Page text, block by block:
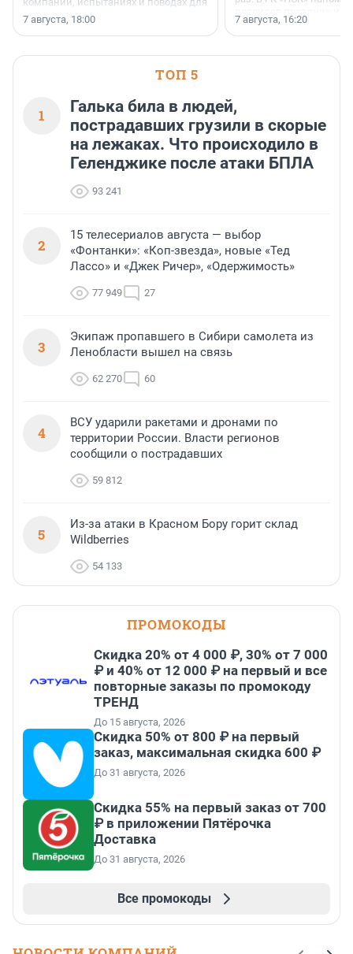
осторожного оптимизма.
7 августа, 18:00
поменялась роль
7 августа, 16:20
ТОП 5
1
Галька била в людей,
пострадавших грузили в скорые
на лежаках. Что происходило в
Геленджике после атаки БПЛА
93 241
2
15 телесериалов августа — выбор
«Фонтанки»: «Коп-звезда», новые «Тед
Лассо» и «Джек Ричер», «Одержимость»
77 949 27
3
Экипаж пропавшего в Сибири самолета из
Ленобласти вышел на связь
62 270 60
4
ВСУ ударили ракетами и дронами по
территории России. Власти регионов
сообщили о пострадавших
59 812
5
Из-за атаки в Красном Бору горит склад
Wildberries
54 133
ПРОМОКОДЫ
Скидка 20% от 4 000 ₽, 30% от 7 000
₽ и 40% от 12 000 ₽ на первый и все
повторные заказы по промокоду
ТРЕНД
До 15 августа, 2026
Скидка 50% от 800 ₽ на первый
заказ, максимальная скидка 600 ₽
До 31 августа, 2026
Скидка 55% на первый заказ от 700
₽ в приложении Пятёрочка
Доставка
До 31 августа, 2026
Все промокоды